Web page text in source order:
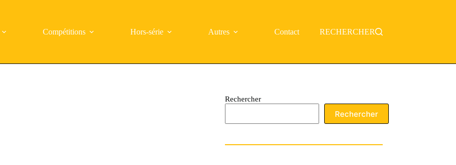
Compétitions Hors-série Autres Contact RECHERCHER
Rechercher
Rechercher